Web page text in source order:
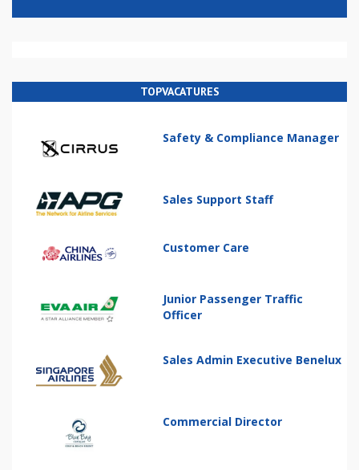
TOPVACATURES
Safety & Compliance Manager
Sales Support Staff
Customer Care
Junior Passenger Traffic
Officer
Sales Admin Executive Benelux
Commercial Director